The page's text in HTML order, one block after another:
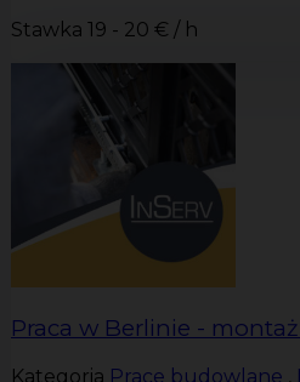
Stawka 19 - 20 € / h
Praca w Berlinie -
Kategoria Prace budowlane ,